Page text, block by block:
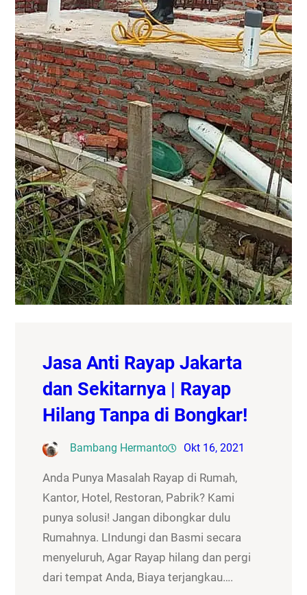
Jasa Anti Rayap Jakarta
dan Sekitarnya | Rayap
Hilang Tanpa di Bongkar!
Bambang Hermanto Okt 16, 2021
Anda Punya Masalah Rayap di Rumah,
Kantor, Hotel, Restoran, Pabrik? Kami
punya solusi! Jangan dibongkar dulu
Rumahnya. LIndungi dan Basmi secara
menyeluruh, Agar Rayap hilang dan pergi
dari tempat Anda, Biaya terjangkau….